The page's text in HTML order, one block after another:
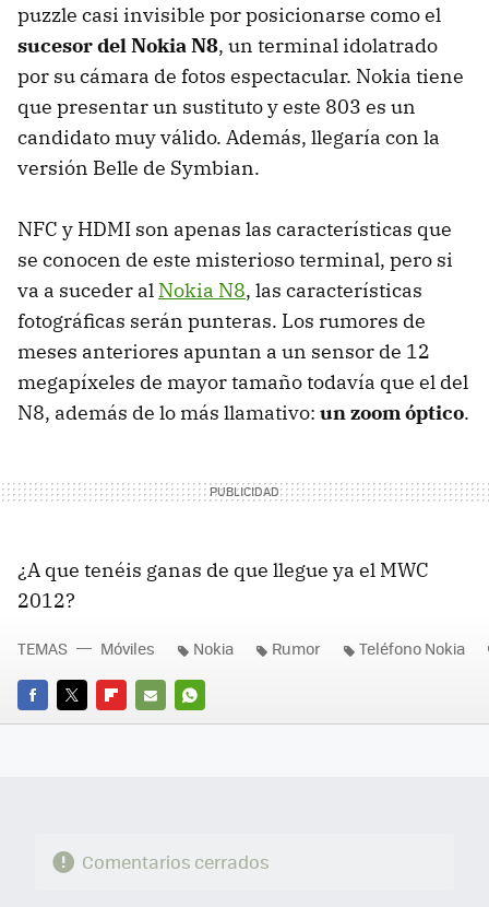
puzzle casi invisible por posicionarse como el
sucesor del Nokia N8, un terminal idolatrado
por su cámara de fotos espectacular. Nokia tiene
que presentar un sustituto y este 803 es un
candidato muy válido. Además, llegaría con la
versión Belle de Symbian.
NFC y HDMI son apenas las características que
se conocen de este misterioso terminal, pero si
va a suceder al Nokia N8, las características
fotográficas serán punteras. Los rumores de
meses anteriores apuntan a un sensor de 12
megapíxeles de mayor tamaño todavía que el del
N8, además de lo más llamativo: un zoom óptico.
¿A que tenéis ganas de que llegue ya el MWC
2012?
FACEBOOK
TWITTERFLIPBOARD
E-
WHATSAPP
TEMAS Móviles Nokia Rumor Teléfono Nokia
Comentarios cerrados